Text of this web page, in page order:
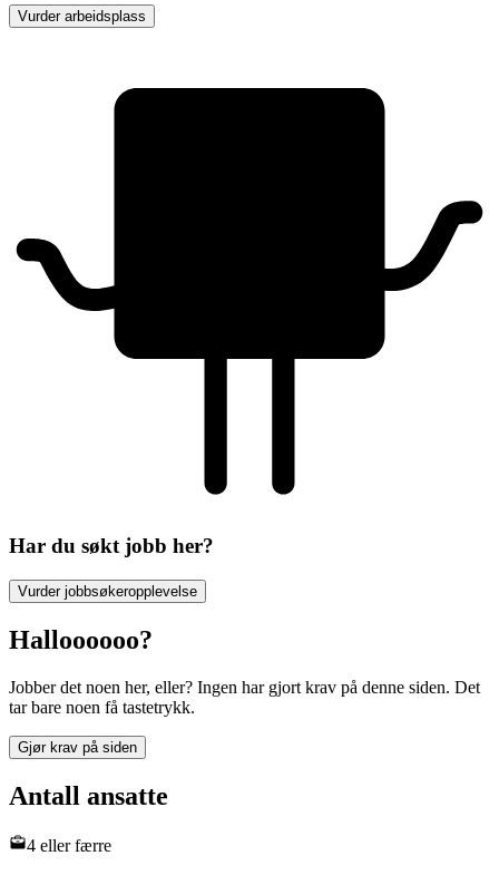
Vurder arbeidsplass
Har du søkt jobb her?
Vurder jobbsøkeropplevelse
Halloooooo?
Jobber det noen her, eller? Ingen har gjort krav på denne siden. Det
tar bare noen få tastetrykk.
Gjør krav på siden
Antall ansatte
4 eller færre